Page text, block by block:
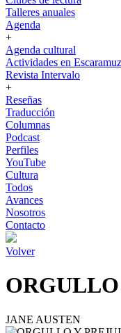
Talleres anuales
Agenda
+
Agenda cultural
Actividades en
Revista Intervalo
+
Reseñas
Traducción
Columnas
Podcast
Perfiles
YouTube
Cultura
Todos
Avances
Nosotros
Contacto
Volver
JANE AUSTEN